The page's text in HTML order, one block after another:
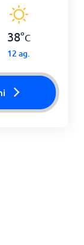
38°C
12 ag.